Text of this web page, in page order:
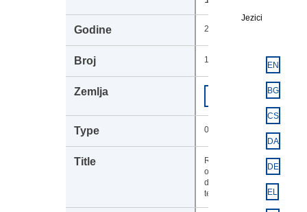
2024
1370
Europska
komisija
003
Receipt
of the
draft
text
Jezici
EN
BG
CS
DA
DE
EL